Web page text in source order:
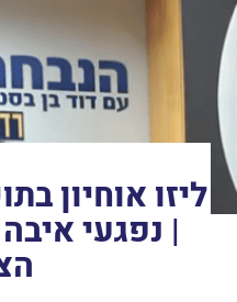
ליזו אוחיון
| נפגעי